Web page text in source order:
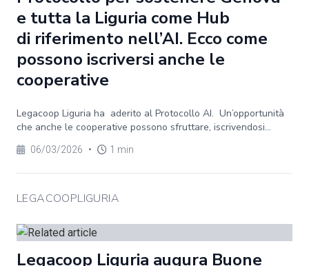
e tutta la Liguria come Hub
di riferimento nell’AI. Ecco come
possono iscriversi anche le
cooperative
Legacoop Liguria ha aderito al Protocollo AI. Un’opportunità
che anche le cooperative possono sfruttare, iscrivendosi...
06/03/2026 • 1 min
LEGACOOPLIGURIA
Legacoop Liguria augura Buone